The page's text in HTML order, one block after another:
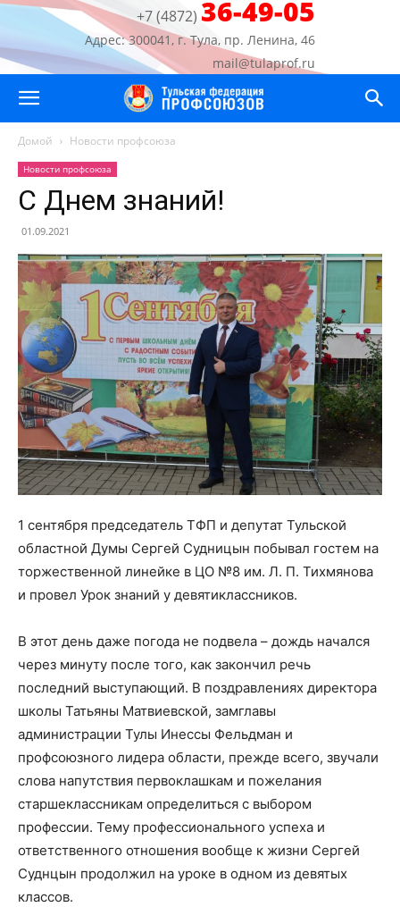
+7 (4872) 36-49-05
Адрес: 300041, г. Тула, пр. Ленина, 46
mail@tulaprof.ru
Домой Новости профсоюза
Новости профсоюза
С Днем знаний!
01.09.2021
1 сентября председатель ТФП и депутат Тульской
областной Думы Сергей Судницын побывал гостем на
торжественной линейке в ЦО №8 им. Л. П. Тихмянова
и провел Урок знаний у девятиклассников.
В этот день даже погода не подвела – дождь начался
через минуту после того, как закончил речь
последний выступающий. В поздравлениях директора
школы Татьяны Матвиевской, замглавы
администрации Тулы Инессы Фельдман и
профсоюзного лидера области, прежде всего, звучали
слова напутствия первоклашкам и пожелания
старшеклассникам определиться с выбором
профессии. Тему профессионального успеха и
ответственного отношения вообще к жизни Сергей
Суднцын продолжил на уроке в одном из девятых
классов.